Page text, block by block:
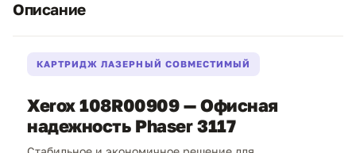
Описание
КАРТРИДЖ ЛАЗЕРНЫЙ СОВМЕСТИМЫЙ
Xerox 108R00909 — Офисная
надежность Phaser 3117